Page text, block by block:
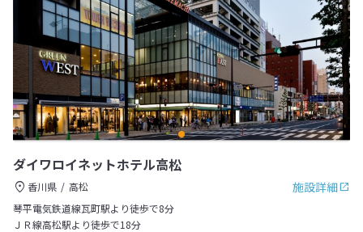
ダイワロイネットホテル高松
施設詳細
香川県
高松
琴平電気鉄道線瓦町駅より徒歩で8分
ＪＲ線高松駅より徒歩で18分